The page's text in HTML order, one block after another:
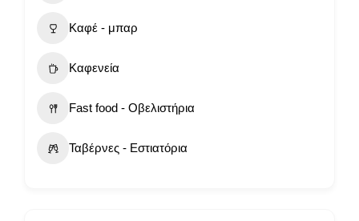
Καφέ - μπαρ
Καφενεία
Fast food - Οβελιστήρια
Ταβέρνες - Εστιατόρια